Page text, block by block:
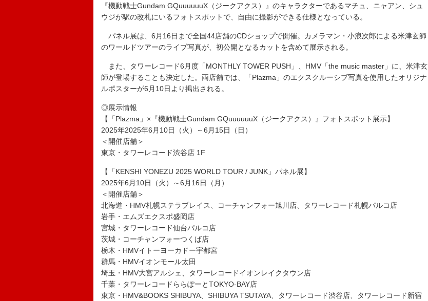
『機動戦士Gundam GQuuuuuuX（ジークアクス）』のキャラクターであるマチュ、ニャアン、シュ
ウジが駅の改札にいるフォトスポットで、自由に撮影ができる仕様となっている。
パネル展は、6月16日まで全国44店舗のCDショップで開催。カメラマン・小浪次郎による米津玄師
のワールドツアーのライブ写真が、初公開となるカットを含めて展示される。
また、タワーレコード6月度「MONTHLY TOWER PUSH」、HMV「the music master」に、米津玄
師が登場することも決定した。両店舗では、「Plazma」のエクスクルーシブ写真を使用したオリジナ
ルポスターが6月10日より掲出される。
◎展示情報
【「Plazma」×『機動戦士Gundam GQuuuuuuX（ジークアクス）』フォトスポット展示】
2025年2025年6月10日（火）～6月15日（日）
＜開催店舗＞
東京・タワーレコード渋谷店 1F
【「KENSHI YONEZU 2025 WORLD TOUR / JUNK」パネル展】
2025年6月10日（火）～6月16日（月）
＜開催店舗＞
北海道・HMV札幌ステラプレイス、コーチャンフォー旭川店、タワーレコード札幌パルコ店
岩手・エムズエクスポ盛岡店
宮城・タワーレコード仙台パルコ店
茨城・コーチャンフォーつくば店
栃木・HMVイトーヨーカドー宇都宮
群馬・HMVイオンモール太田
埼玉・HMV大宮アルシェ、タワーレコードイオンレイクタウン店
千葉・タワーレコードららぽーとTOKYO-BAY店
東京・HMV&BOOKS SHIBUYA、SHIBUYA TSUTAYA、タワーレコード渋谷店、タワーレコード新宿